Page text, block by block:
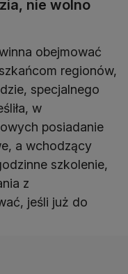
nie wolno
obejmować
regionów,
specjalnego
w
posiadanie
a wchodzący
szkolenie,
z
jeśli już do